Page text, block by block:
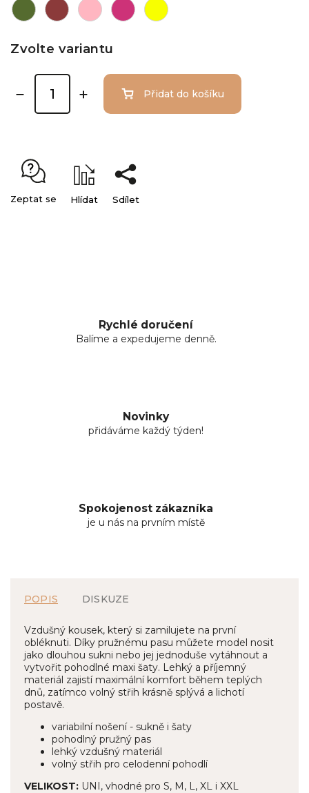
Zvolte variantu
Přidat do košíku
Zeptat se Hlídat Sdílet
Rychlé doručení
Balíme a expedujeme denně.
Novinky
přidáváme každý týden!
Spokojenost zákazníka
je u nás na prvním místě
POPIS DISKUZE
Vzdušný kousek, který si zamilujete na první
obléknuti. Díky pružnému pasu můžete model nosit
jako dlouhou sukni nebo jej jednoduše vytáhnout a
vytvořit pohodlné maxi šaty. Lehký a příjemný
materiál zajistí maximální komfort během teplých
dnů, zatímco volný střih krásně splývá a lichotí
postavě.
variabilní nošení - sukně i šaty
pohodlný pružný pas
lehký vzdušný materiál
volný střih pro celodenní pohodlí
VELIKOST: UNI, vhodné pro S, M, L, XL i XXL